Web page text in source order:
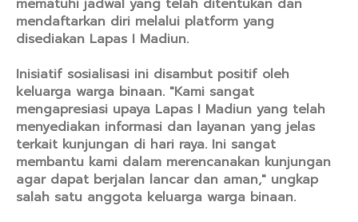
mematuhi jadwal yang telah ditentukan dan
mendaftarkan diri melalui platform yang
disediakan Lapas I Madiun.
Inisiatif sosialisasi ini disambut positif oleh
keluarga warga binaan. "Kami sangat
mengapresiasi upaya Lapas I Madiun yang telah
menyediakan informasi dan layanan yang jelas
terkait kunjungan di hari raya. Ini sangat
membantu kami dalam merencanakan kunjungan
agar dapat berjalan lancar dan aman," ungkap
salah satu anggota keluarga warga binaan.